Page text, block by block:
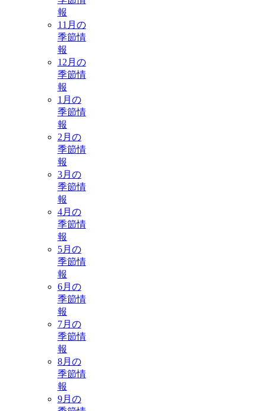
報
11月の
季節情
報
12月の
季節情
報
1月の
季節情
報
2月の
季節情
報
3月の
季節情
報
4月の
季節情
報
5月の
季節情
報
6月の
季節情
報
7月の
季節情
報
8月の
季節情
報
9月の